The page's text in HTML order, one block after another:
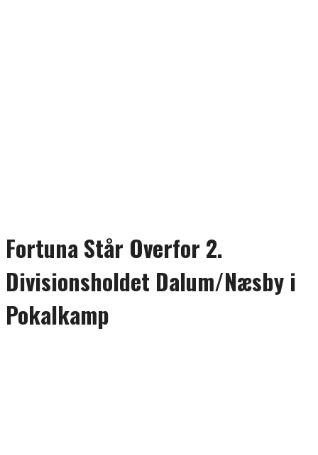
Fortuna Står Overfor 2.
Divisionsholdet Dalum/Næsby i
Pokalkamp